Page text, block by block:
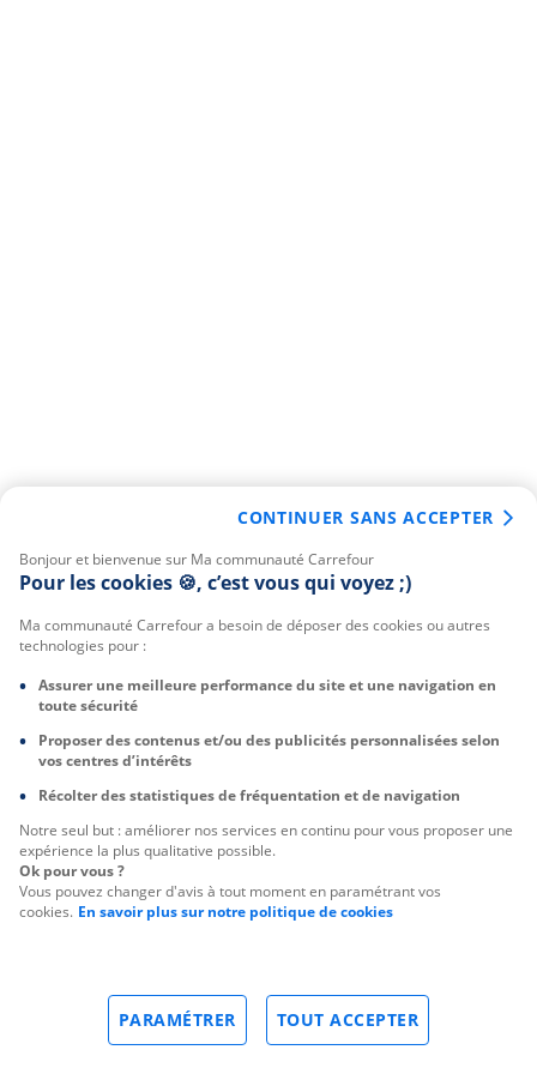
Bonjour et bienvenue sur Ma communauté Carrefour
Pour les cookies 🍪, c’est vous qui voyez ;)
Ma communauté Carrefour a besoin de déposer des cookies ou autres
technologies pour :
Assurer une meilleure performance du site et une navigation en
toute sécurité
Proposer des contenus et/ou des publicités personnalisées selon
vos centres d’intérêts
Récolter des statistiques de fréquentation et de navigation
Notre seul but : améliorer nos services en continu pour vous proposer une
expérience la plus qualitative possible.
Ok pour vous ?
Vous pouvez changer d'avis à tout moment en paramétrant vos
cookies. En savoir plus sur notre politique de cookies
TOUT ACCEPTER
PARAMÉTRER
CONTINUER SANS ACCEPTER